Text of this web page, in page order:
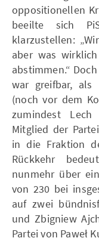
oppositionellen
beeilte sich
klarzustellen:
aber was
abstimmen.“
war greifbar, als
(noch vor dem
zumindest Lech
Mitglied der
in die Fraktion
Rückkehr
nunmehr über
von 230 bei
auf zwei
und Zbigniew
Partei von Paweł